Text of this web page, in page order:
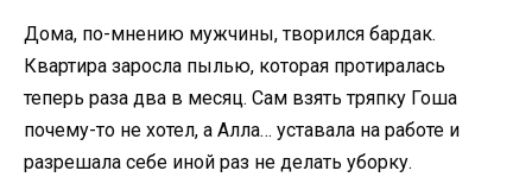
Дома, по-мнению мужчины, творился бардак.
Квартира заросла пылью, которая протиралась
теперь раза два в месяц. Сам взять тряпку Гоша
почему-то не хотел, а Алла… уставала на работе и
разрешала себе иной раз не делать уборку.